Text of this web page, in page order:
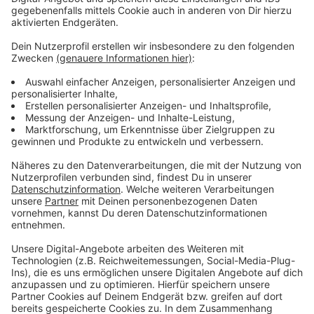
Anzeige
In der Tabelle ist die Fortuna dadurch auf den fünften
Platz geklettert. Am kommenden Samstagabend geht
es mit einem Heimspiel gegen den Dritten Heidenheim
weiter.
Anzeige
Weitere Infos und Links zum Thema:
Anzeige
So berichtet die Fortuna
Hier geht es zur Tabelle